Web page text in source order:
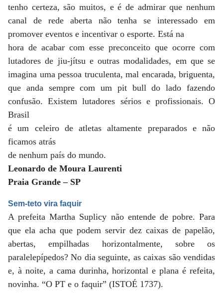
tenho certeza, são muitos, e é de admirar que nenhum
canal de rede aberta não tenha se interessado em
promover eventos e incentivar o esporte. Está na
hora de acabar com esse preconceito que ocorre com
lutadores de jiu-jítsu e outras modalidades, em que se
imagina uma pessoa truculenta, mal encarada, briguenta,
que anda sempre com um pit bull do lado fazendo
confusão. Existem lutadores sérios e profissionais. O
Brasil
é um celeiro de atletas altamente preparados e não
ficamos atrás
de nenhum país do mundo.
Leonardo de Moura Laurenti
Praia Grande – SP
Sem-teto vira faquir
A prefeita Martha Suplicy não entende de pobre. Para
que ela acha que podem servir dez caixas de papelão,
abertas, empilhadas horizontalmente, sobre os
paralelepípedos? No dia seguinte, as caixas são vendidas
e, à noite, a cama durinha, horizontal e plana é refeita,
novinha. “O PT e o faquir” (ISTOÉ 1737).